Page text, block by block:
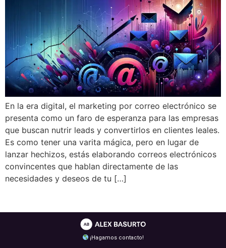
En la era digital, el marketing por correo electrónico se
presenta como un faro de esperanza para las empresas
que buscan nutrir leads y convertirlos en clientes leales.
Es como tener una varita mágica, pero en lugar de
lanzar hechizos, estás elaborando correos electrónicos
convincentes que hablan directamente de las
necesidades y deseos de tu […]
¡Hagamos contacto!